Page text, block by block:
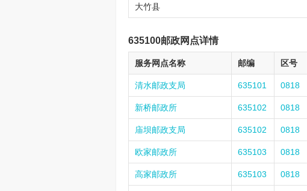
大竹县
635100邮政网点详情
服务网点名称 邮编 区号
清水邮政支局 635101 0818
新桥邮政所 635102 0818
庙坝邮政支局 635102 0818
欧家邮政所 635103 0818
高家邮政所 635103 0818